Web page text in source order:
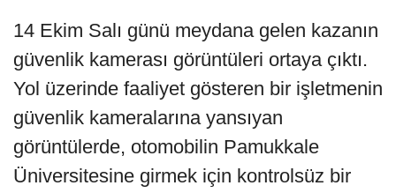
14 Ekim Salı günü meydana gelen kazanın
güvenlik kamerası görüntüleri ortaya çıktı.
Yol üzerinde faaliyet gösteren bir işletmenin
güvenlik kameralarına yansıyan
görüntülerde, otomobilin Pamukkale
Üniversitesine girmek için kontrolsüz bir